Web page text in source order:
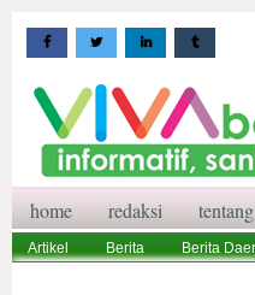
home redaksi
Artikel Berita Berita